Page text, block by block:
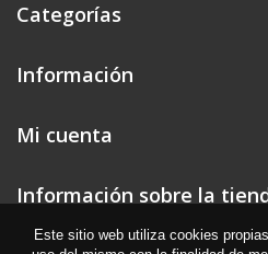
Este sitio web utiliza cookies
Categorías
Información
Mi cuenta
Información sobre la